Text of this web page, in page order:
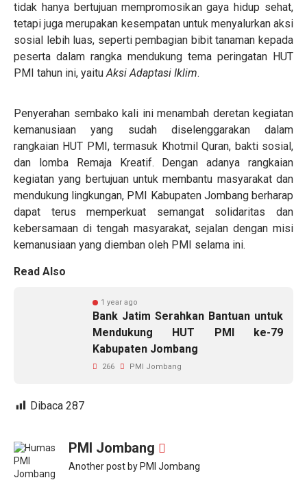
tidak hanya bertujuan mempromosikan gaya hidup sehat,
tetapi juga merupakan kesempatan untuk menyalurkan aksi
sosial lebih luas, seperti pembagian bibit tanaman kepada
peserta dalam rangka mendukung tema peringatan HUT
PMI tahun ini, yaituAksi Adaptasi Iklim.
Penyerahan sembako kali ini menambah deretan kegiatan
kemanusiaan yang sudah diselenggarakan dalam
rangkaian HUT PMI, termasuk Khotmil Quran, bakti sosial,
dan lomba Remaja Kreatif. Dengan adanya rangkaian
kegiatan yang bertujuan untuk membantu masyarakat dan
mendukung lingkungan, PMI Kabupaten Jombang berharap
dapat terus memperkuat semangat solidaritas dan
kebersamaan di tengah masyarakat, sejalan dengan misi
kemanusiaan yang diemban oleh PMI selama ini.
Read Also
1 year ago
Bank Jatim Serahkan Bantuan untuk
Mendukung HUT PMI ke-79
Kabupaten Jombang
266 PMI Jombang
Dibaca 287
PMI Jombang
Another post by PMI Jombang